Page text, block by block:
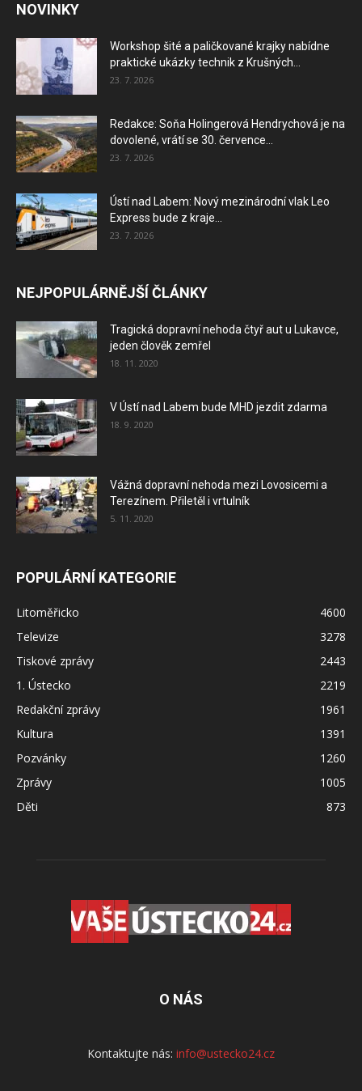
NOVINKY
Workshop šité a paličkované krajky nabídne
praktické ukázky technik z Krušných...
23. 7. 2026
Redakce: Soňa Holingerová Hendrychová je na
dovolené, vrátí se 30. července...
23. 7. 2026
Ústí nad Labem: Nový mezinárodní vlak Leo
Express bude z kraje...
23. 7. 2026
NEJPOPULÁRNĚJŠÍ ČLÁNKY
Tragická dopravní nehoda čtyř aut u Lukavce,
jeden člověk zemřel
18. 11. 2020
V Ústí nad Labem bude MHD jezdit zdarma
18. 9. 2020
Vážná dopravní nehoda mezi Lovosicemi a
Terezínem. Přiletěl i vrtulník
5. 11. 2020
POPULÁRNÍ KATEGORIE
Litoměřicko
4600
Televize
3278
Tiskové zprávy
2443
1. Ústecko
2219
Redakční zprávy
1961
Kultura
1391
Pozvánky
1260
Zprávy
1005
Děti
873
O NÁS
Kontaktujte nás: info@ustecko24.cz